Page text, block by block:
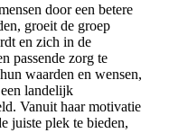
door een betere
groeit de groep
en zich in de
passende zorg te
waarden en wensen,
landelijk
Vanuit haar motivatie
juiste plek te bieden,